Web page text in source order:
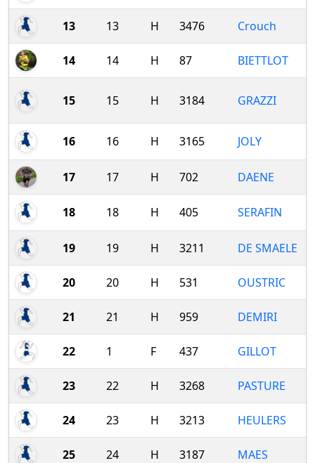
13 13 H 3476 Crouch
14 14 H 87 BIETTLOT
15 15 H 3184 GRAZZI
16 16 H 3165 JOLY
17 17 H 702 DAENE
18 18 H 405 SERAFIN
19 19 H 3211 DE SMAELE
20 20 H 531 OUSTRIC
21 21 H 959 DEMIRI
22 1 F 437 GILLOT
23 22 H 3268 PASTURE
24 23 H 3213 HEULERS
25 24 H 3187 MAES